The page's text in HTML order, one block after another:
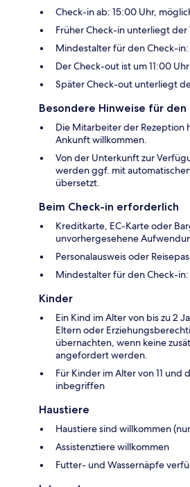
Check-in ab: 15:00 Uhr,
Früher Check-in unterliegt
Mindestalter für den Check-in:
Der Check-out ist um 11:00 Uhr
Später Check-out unterliegt
Besondere Hinweise für den
Die Mitarbeiter der Rezeption
Ankunft willkommen.
Von der Unterkunft zur
werden ggf. mit
übersetzt.
Beim Check-in erforderlich
Kreditkarte, EC-Karte oder
unvorhergesehene
Personalausweis oder
Mindestalter für den Check-in:
Kinder
Ein Kind im Alter von bis zu 2
Eltern oder
übernachten, wenn keine
angefordert werden.
Für Kinder im Alter von 11 und
inbegriffen
Haustiere
Haustiere sind willkommen
Assistenztiere willkommen
Futter- und Wassernäpfe